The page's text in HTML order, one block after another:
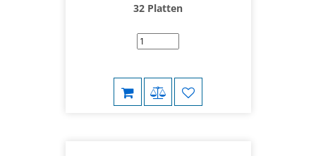
32 Platten